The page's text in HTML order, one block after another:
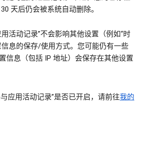
天后仍会被系统自动删除。
活动记录”不会影响其他设置（例如“时
信息的保存/使用方式。您可能仍有一些
信息（包括 IP 地址）会保存在其他设置
应用活动记录”是否已开启，请前往我的